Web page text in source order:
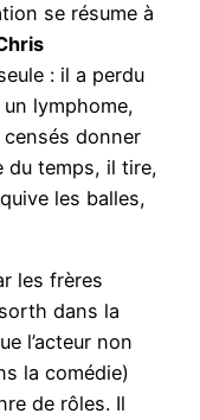
se résume à
: il a perdu
lymphome,
donner
du temps, il tire,
les balles,
les frères
dans la
l’acteur non
la comédie)
de rôles. Il